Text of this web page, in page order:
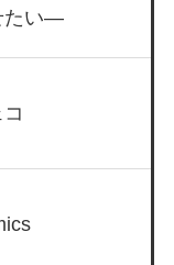
たい―